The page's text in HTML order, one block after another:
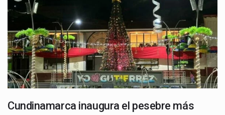
Cundinamarca inaugura el pesebre más